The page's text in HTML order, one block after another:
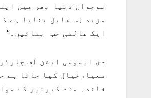
نوجوان دنیا بھر میں
مزید اِس قابل بنایا ہے
ایک عالمی حب بنائیں۔“
دی ایسوسی ایشن آف
فائدہ مند کیرئیر کے